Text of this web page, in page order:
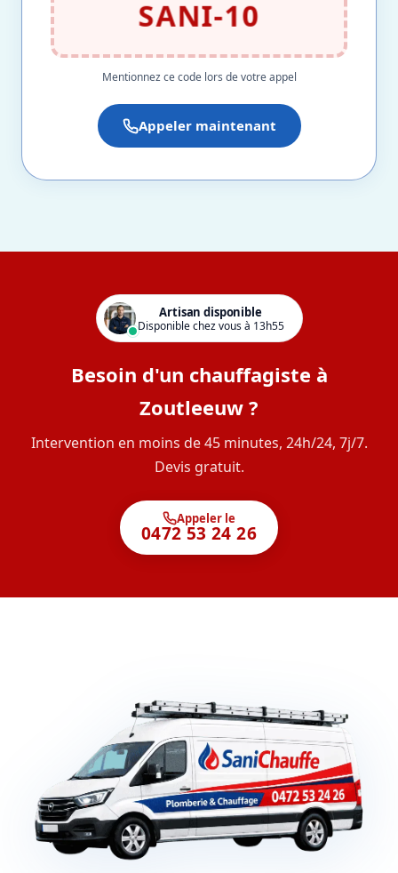
SANI-10
Mentionnez ce code lors de votre appel
Appeler maintenant
Artisan disponible
Disponible chez vous à 13h55
Besoin d'un chauffagiste à
Zoutleeuw ?
Intervention en moins de 45 minutes, 24h/24, 7j/7.
Devis gratuit.
Appeler le
0472 53 24 26